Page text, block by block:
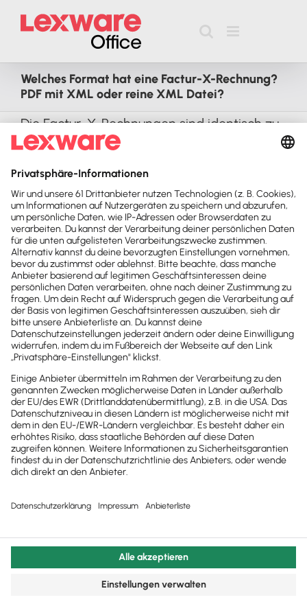
Zum
Inhalt
Welches Format hat eine Factur-X-Rechnung?
PDF mit XML oder reine XML Datei?
Die Factur-X-Rechnungen sind identisch zu
unserem ZUGFeRD-Format (PDF mit XML-
Anhang).
© 2011 - 2025 - All Rights Reserved | Powered by
Impressum|Datenschutz|Cookie Einstellungen
Facebook
X YouTube
Rss